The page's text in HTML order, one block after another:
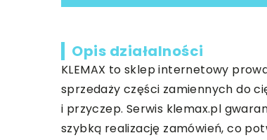
Opis działalności
KLEMAX to sklep internetowy
sprzedaży części zamiennych do
i przyczep. Serwis klemax.pl
szybką realizację zamówień, co